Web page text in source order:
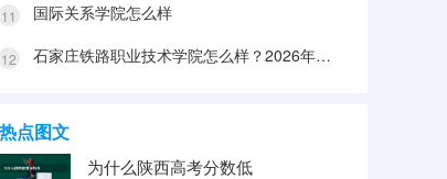
国际关系学院怎么样
石家庄铁路职业技术学院怎么样？2026年投档线、宿舍条件与就业前景分析
热点图文
为什么陕西高考分数低